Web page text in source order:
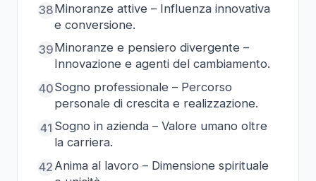
38Minoranze attive – Influenza innovativa
e conversione.
39Minoranze e pensiero divergente –
Innovazione e agenti del cambiamento.
40Sogno professionale – Percorso
personale di crescita e realizzazione.
41 Sogno in azienda – Valore umano oltre
la carriera.
42 Anima al lavoro – Dimensione spirituale